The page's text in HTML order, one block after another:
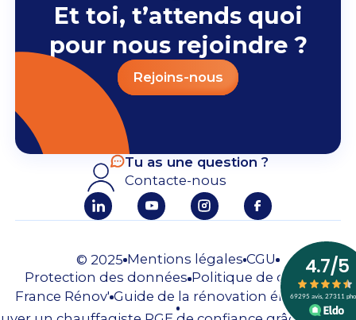
Et toi, t’attends quoi
pour nous rejoindre ?
Rejoins-nous
Tu as une question ?
Contacte-nous
© 2025 Mentions légales CGU
Protection des données Politique de cookies
France Rénov' Guide de la rénovation énergique